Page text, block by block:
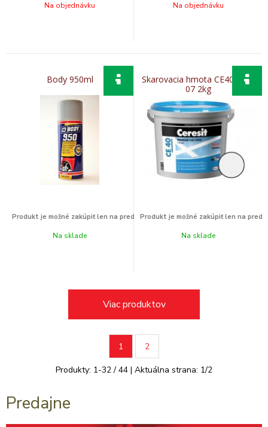
Na objednávku Na objednávku
Body 950ml
Na sklade
Skarovacia hmota CE40 Gray
07 2kg
Na sklade
Viac produktov
1 2
Produkty: 1-32/ 44 | Aktuálna strana: 1/2
Predajne